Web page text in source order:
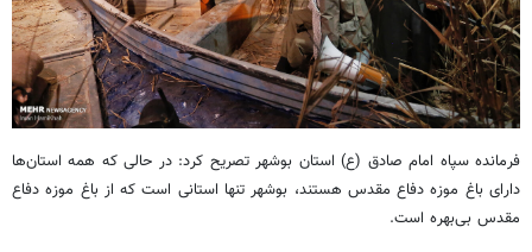
فرمانده سپاه امام صادق (ع) استان بوشهر تصریح کرد: در حالی که همه استان‌ها
دارای باغ موزه دفاع مقدس هستند، بوشهر تنها استانی است که از باغ موزه دفاع
مقدس بی‌بهره است.